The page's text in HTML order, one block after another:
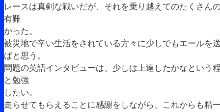
レースは真剣な戦いだが、それを乗り越えてのたくさん
有難
かった。
被災地で辛い生活をされている方々に少しでもエールを
ばと思う。
問題の英語インタビューは、少しは上達したかなという
と勉強
したい。
走らせてもらえることに感謝をしながら、これからも精